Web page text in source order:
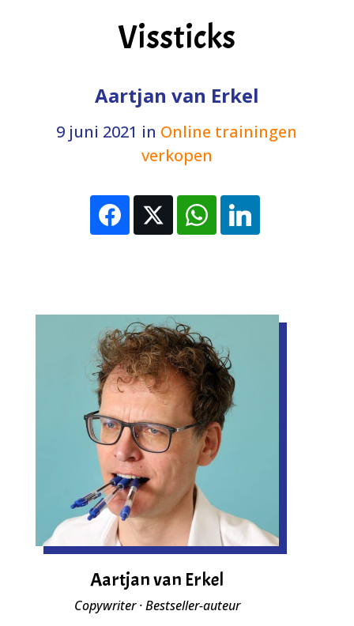
Vissticks
Aartjan van Erkel
9 juni 2021 in Online trainingen
verkopen
Aartjan van Erkel
Copywriter · Bestseller-auteur